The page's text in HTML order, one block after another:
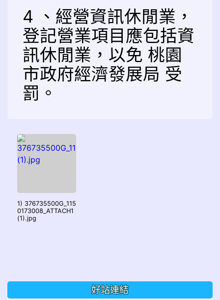
4 、經營資訊休閒業，
登記營業項目應包括資
訊休閒業，以免 桃園
市政府經濟發展局 受
罰。
1) 376735500G_115
0173008_ATTACH1
(1).jpg
好站連結